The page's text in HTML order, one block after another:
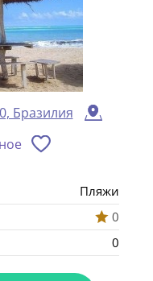
Бразилия
Пляжи
0
0